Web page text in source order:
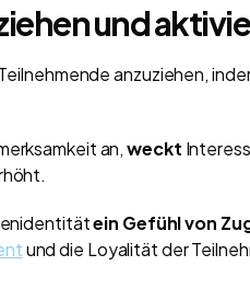
und
anzuziehen,
an,weckt
ein Gefühl von
und die Loyalität der